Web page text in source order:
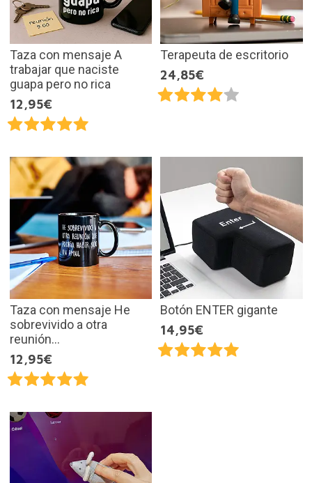
Taza con mensaje A
trabajar que naciste
guapa pero no rica
12,95€
Terapeuta de escritorio
24,85€
Taza con mensaje He
sobrevivido a otra
reunión...
12,95€
Botón ENTER gigante
14,95€